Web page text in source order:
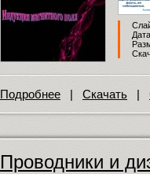
Подробнее | Скачать |
Проводники и